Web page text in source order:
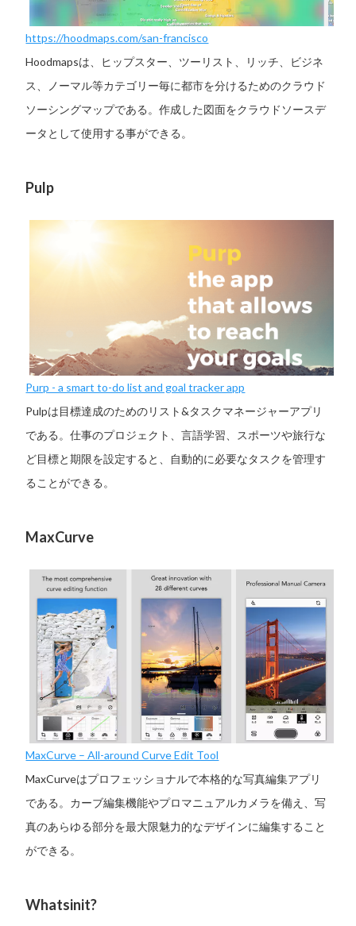
https://hoodmaps.com/san-francisco
Hoodmapsは、ヒップスター、ツーリスト、リッチ、ビジネ
ス、ノーマル等カテゴリー毎に都市を分けるためのクラウド
ソーシングマップである。作成した図面をクラウドソースデ
ータとして使用する事ができる。
Pulp
Purp - a smart to-do list and goal tracker app
Pulpは目標達成のためのリスト&タスクマネージャーアプリ
である。仕事のプロジェクト、言語学習、スポーツや旅行な
ど目標と期限を設定すると、自動的に必要なタスクを管理す
ることができる。
MaxCurve
MaxCurve – All-around Curve Edit Tool
MaxCurveはプロフェッショナルで本格的な写真編集アプリ
である。カーブ編集機能やプロマニュアルカメラを備え、写
真のあらゆる部分を最大限魅力的なデザインに編集すること
ができる。
Whatsinit?